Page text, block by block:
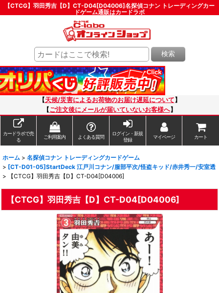
【CTCG】羽田秀吉【D】CT-D04[D04006]名探偵コナン トレーディングカー
ドゲーム通販はカードラボ
検索
【天候/災害によるお荷物のお届け遅延について 】
【ご注文後にメールが届いていないお客様へ】
カードラボで売
る
ご利用案内 よくある質問
ログイン・新規
登録
マイページ カート
ホーム > 名探偵コナン トレーディングカードゲーム
> [CT-D01-05]StartDeck 江戸川コナン/服部平次/怪盗キッド/赤井秀一/安室透
>
【CTCG】羽田秀吉【D】CT-D04[D04006]
【CTCG】羽田秀吉【D】CT-D04[D04006]